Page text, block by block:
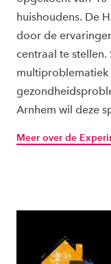
huishoudens. De
door de
centraal te stellen.
multiproblematiek
Arnhem wil deze
Meer over de